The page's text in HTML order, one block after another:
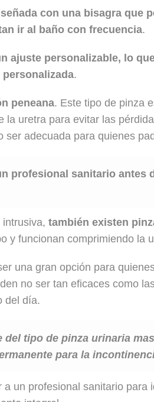
con una bisagra que
ir al baño con frecuencia.
ajuste personalizable, lo
.
peneana. Este tipo de pinza
la uretra para evitar las
adecuada para quienes
profesional sanitario antes
también existen
y funcionan comprimiendo la
una gran opción para
no ser tan eficaces como
del día.
del tipo de pinza urinaria
para la
un profesional sanitario